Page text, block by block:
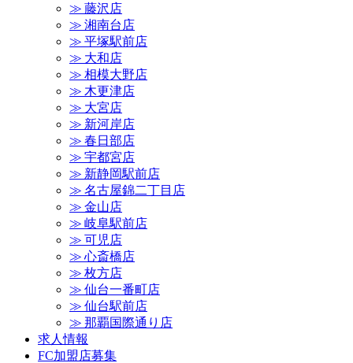
≫ 藤沢店
≫ 湘南台店
≫ 平塚駅前店
≫ 大和店
≫ 相模大野店
≫ 木更津店
≫ 大宮店
≫ 新河岸店
≫ 春日部店
≫ 宇都宮店
≫ 新静岡駅前店
≫ 名古屋錦二丁目店
≫ 金山店
≫ 岐阜駅前店
≫ 可児店
≫ 心斎橋店
≫ 枚方店
≫ 仙台一番町店
≫ 仙台駅前店
≫ 那覇国際通り店
求人情報
FC加盟店募集